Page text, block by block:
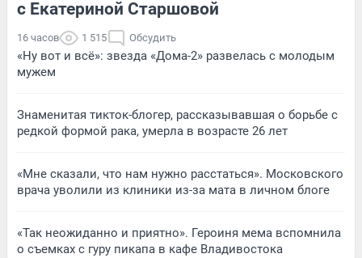
с Екатериной Старшовой
16 часов 1 515 Обсудить
«Ну вот и всё»: звезда «Дома-2» развелась с молодым
мужем
Знаменитая тикток-блогер, рассказывавшая о борьбе с
редкой формой рака, умерла в возрасте 26 лет
«Мне сказали, что нам нужно расстаться». Московского
врача уволили из клиники из-за мата в личном блоге
«Так неожиданно и приятно». Героиня мема вспомнила
о съемках с гуру пикапа в кафе Владивостока